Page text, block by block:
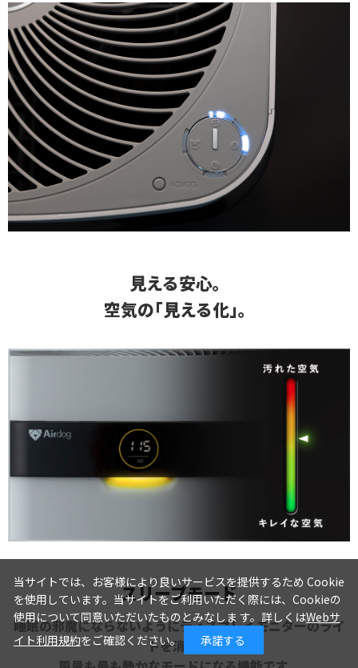
見える安心。
空気の｢見える化｣。
スリープモード
睡眠の邪魔にならないようにディスプレイモニターのライ
トを消し、
当サイトでは、お客様により良いサービスを提供するため Cookie
を使用しています。当サイトをご利用いただく際には、Cookieの
使用について同意いただいたものとみなしま す。詳しくはWebサ
イト利用規約をご確認ください。 承諾する